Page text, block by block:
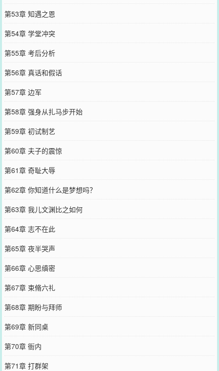
第53章 知遇之恩
第54章 学堂冲突
第55章 考后分析
第56章 真话和假话
第57章 边军
第58章 强身从扎马步开始
第59章 初试制艺
第60章 夫子的震惊
第61章 奇耻大辱
第62章 你知道什么是梦想吗？
第63章 我儿文渊比之如何
第64章 志不在此
第65章 夜半哭声
第66章 心思缜密
第67章 束脩六礼
第68章 期盼与拜师
第69章 新同桌
第70章 衙内
第71章 打群架